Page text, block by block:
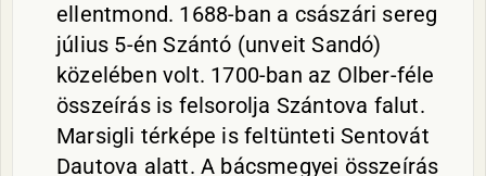
ellentmond. 1688-ban a császári sereg
július 5-én Szántó (unveit Sandó)
közelében volt. 1700-ban az Olber-féle
összeírás is felsorolja Szántova falut.
Marsigli térképe is feltünteti Sentovát
Dautova alatt. A bácsmegyei összeírás